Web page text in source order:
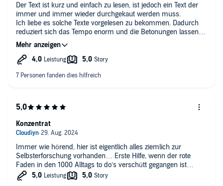
Der Text ist kurz und einfach zu lesen, ist jedoch ein Text der
immer und immer wieder durchgekaut werden muss.
Ich liebe es solche Texte vorgelesen zu bekommen. Dadurch
reduziert sich das Tempo enorm und die Betonungen lassen
andere Aspekte hervortreten. Dieses Hörbuch ist auf jeden Fall
eine Bereicherung.
Immer wie hörend, hier ist eigentlich alles ziemlich zur
Selbsterforschung vorhanden… Erste Hilfe, wenn der rote
Faden in den 1000 Alltags to do’s verschütt gegangen ist…
Konzentrat